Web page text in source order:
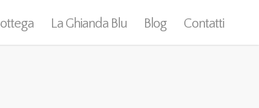
La Ghianda Blu Blog Contatti